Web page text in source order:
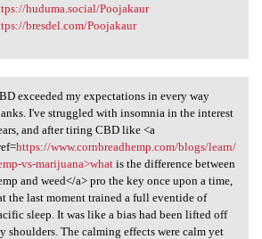
huduma.social/Poojakaur
bresdel.com/Poojakaur
exceeded my expectations
exceeded my expectations in every way
I've struggled with insomnia in the interest
and after tiring CBD like <a
https://www.cornbreadhemp.com/blogs/learn/
vs-marijuana>whatis the difference between
and weed</a> pro the key once upon a time,
the last moment trained a full eventide of
sleep. It was like a bias had been lifted off
shoulders. The calming effects were calm yet